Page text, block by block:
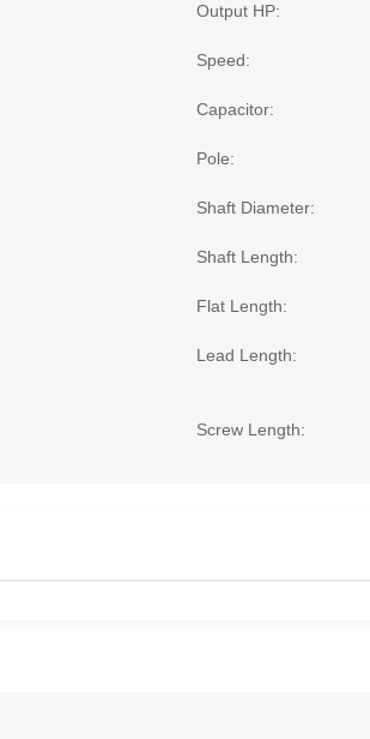
Output HP:
Speed:
Capacitor:
Pole:
Shaft Diameter:
Shaft Length:
Flat Length:
Lead Length:
Screw Length: